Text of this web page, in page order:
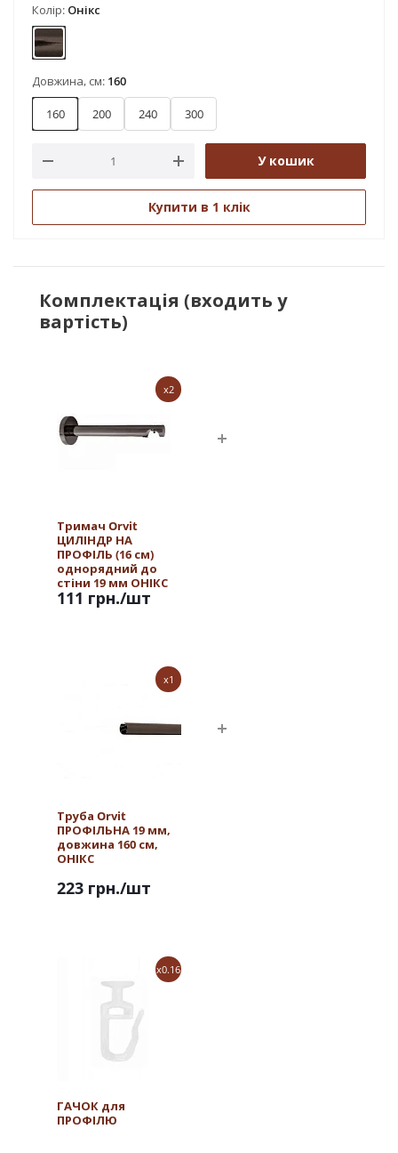
Колір: Онікс
Онікс
Довжина, см: 160
160 200 240 300
У кошик
Купити в 1 клік
Комплектація (входить у
вартість)
x2
Тримач Orvit
ЦИЛІНДР НА
ПРОФІЛЬ (16 см)
однорядний до
стіни 19 мм ОНІКС
111 грн./шт
x1
Труба Orvit
ПРОФІЛЬНА 19 мм,
довжина 160 см,
ОНІКС
223 грн./шт
x0.16
ГАЧОК для
ПРОФІЛЮ